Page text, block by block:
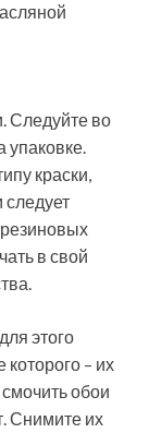
Следуйте во
упаковке.
краски,
следует
резиновых
в свой
этого
– их
обои
Снимите их